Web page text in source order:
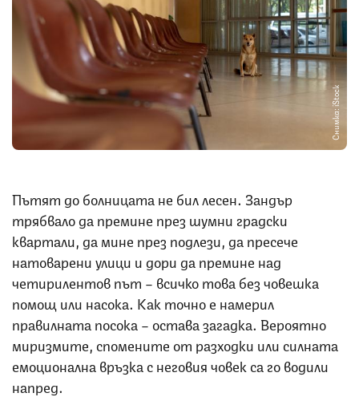
Снимка: iStock
Пътят до болницата не бил лесен. Зандър
трябвало да премине през шумни градски
квартали, да мине през подлези, да пресече
натоварени улици и дори да премине над
четирилентов път – всичко това без човешка
помощ или насока. Как точно е намерил
правилната посока – остава загадка. Вероятно
миризмите, спомените от разходки или силната
емоционална връзка с неговия човек са го водили
напред.